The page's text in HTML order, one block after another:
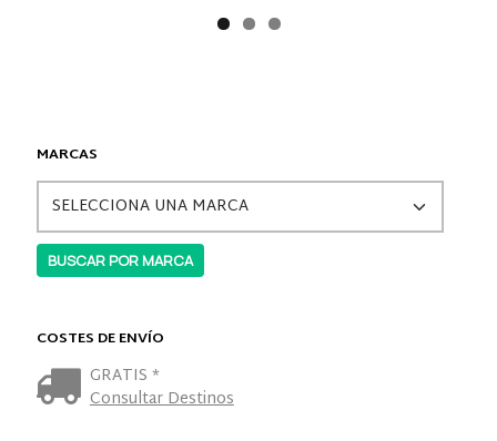
MARCAS
COSTES DE ENVÍO
GRATIS *
Consultar Destinos